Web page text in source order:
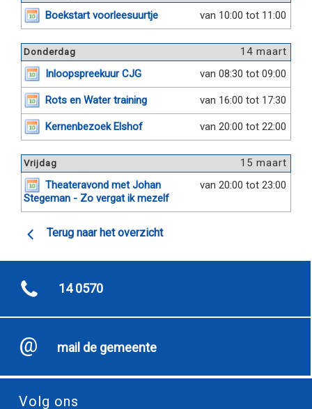
van 10:00 tot 11:00
Boekstart voorleesuurtje
14 maart
Donderdag
van 08:30 tot 09:00
Inloopspreekuur CJG
van 16:00 tot 17:30
Rots en Water training
van 20:00 tot 22:00
Kernenbezoek Elshof
15 maart
Vrijdag
van 20:00 tot 23:00
Theateravond met Johan
Stegeman - Zo vergat ik mezelf
Terug naar het overzicht
14 0570
mail de gemeente
Volg ons